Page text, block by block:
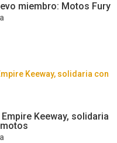
miembro: Motos Fury
Keeway, solidaria